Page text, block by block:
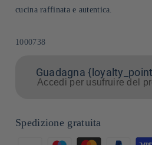
cucina raffinata e autentica.
SKU:
1000738
Guadagna
Accedi per usufruire del
Spedizione gratuita